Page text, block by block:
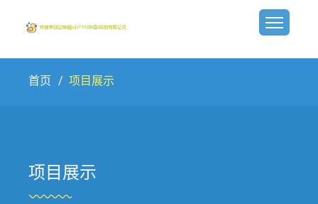
首页 项目展示
项目展示